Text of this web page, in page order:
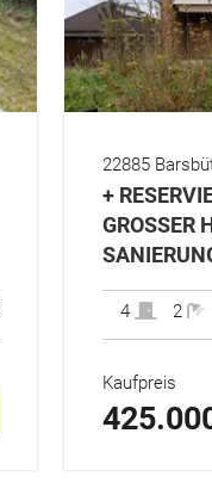
22885
+
GROSSER
4 2
Kaufpreis